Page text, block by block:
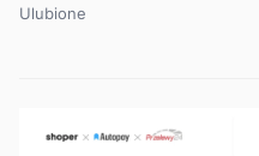
Ulubione